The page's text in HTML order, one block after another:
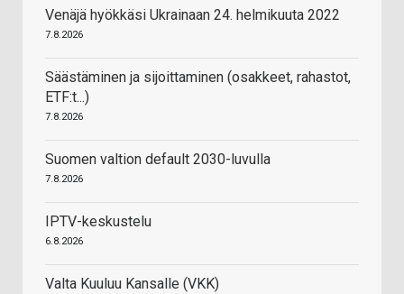
Venäjä hyökkäsi Ukrainaan 24. helmikuuta 2022
7.8.2026
Säästäminen ja sijoittaminen (osakkeet, rahastot,
ETF:t...)
7.8.2026
Suomen valtion default 2030-luvulla
7.8.2026
IPTV-keskustelu
6.8.2026
Valta Kuuluu Kansalle (VKK)